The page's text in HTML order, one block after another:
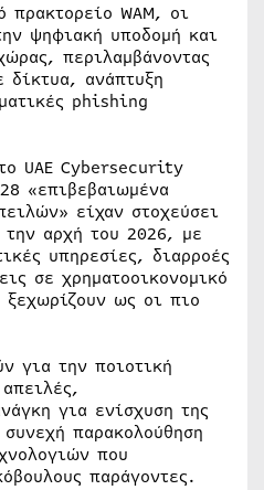
WAM, οι
ψηφιακή υποδομή και
περιλαμβάνοντας
δίκτυα, ανάπτυξη
phishing
UAE Cybersecurity
«επιβεβαιωμένα
είχαν στοχεύσει
την αρχή του 2026, με
υπηρεσίες, διαρροές
σε χρηματοοικονομικό
ως οι πιο
για την ποιοτική
για ενίσχυση της
παρακολούθηση
που
παράγοντες.